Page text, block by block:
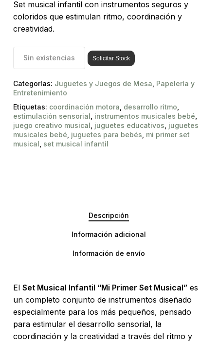
Set musical infantil con instrumentos seguros y
coloridos que estimulan ritmo, coordinación y
creatividad.
Sin existencias Solicitar Stock
Categorías: Juguetes y Juegos de Mesa Papelería y
Entretenimiento
Etiquetas: coordinación motora desarrollo ritmo
estimulación sensorial instrumentos musicales bebé
juego creativo musical juguetes educativos juguetes
musicales bebé juguetes para bebés mi primer set
musical set musical infantil
Descripción
Información adicional
Información de envío
El Set Musical Infantil “Mi Primer Set Musical”es
un completo conjunto de instrumentos diseñado
especialmente para los más pequeños, pensado
para estimular el desarrollo sensorial, la
coordinación y la creatividad a través del ritmo y